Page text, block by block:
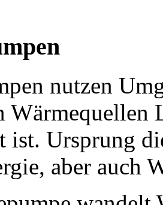
nutzen
Wärmequellen
ist. Ursprung
aber auch